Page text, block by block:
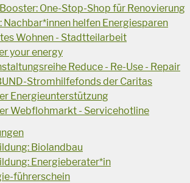
One-Stop-Shop für Renovierung
Nachbar*innen helfen Energiesparen
Wohnen - Stadtteilarbeit
your energy
Reduce - Re-Use - Repair
Stromhilfefonds der Caritas
Energieunterstützung
Webflohmarkt - Servicehotline
Biolandbau
Energieberater*in
führerschein